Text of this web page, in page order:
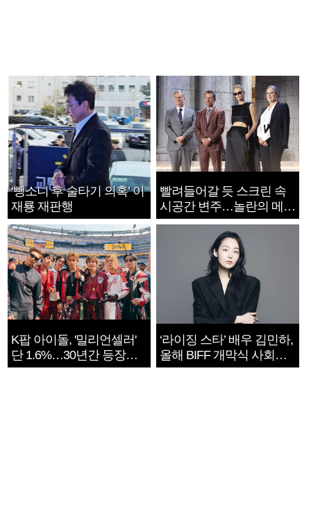
‘뺑소니 후 술타기 의혹’ 이
재룡 재판행
빨려들어갈 듯 스크린 속
시공간 변주…놀란의 메시
지는 ‘전쟁 속죄’
K팝 아이돌, '밀리언셀러'
단 1.6%…30년간 등장
1182개팀 전수조사
‘라이징 스타’ 배우 김민하,
올해 BIFF 개막식 사회자
확정